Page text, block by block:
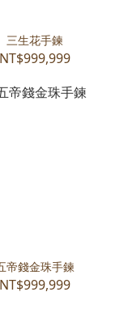
三生花手鍊
NT$999,999
帝錢金珠手鍊
NT$999,999